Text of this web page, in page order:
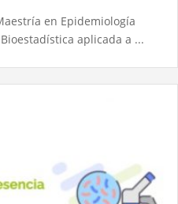
en Epidemiología
aplicada a ...